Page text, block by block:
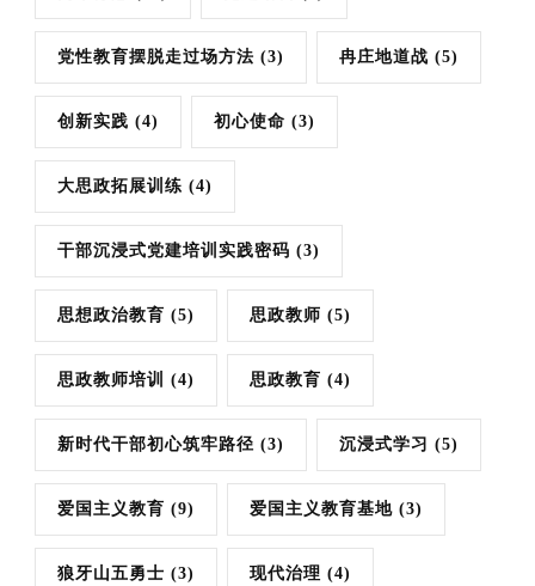
党性教育摆脱走过场方法 (3) 冉庄地道战 (5)
创新实践 (4) 初心使命 (3)
大思政拓展训练 (4)
干部沉浸式党建培训实践密码 (3)
思想政治教育 (5) 思政教师 (5)
思政教师培训 (4) 思政教育 (4)
新时代干部初心筑牢路径 (3) 沉浸式学习 (5)
爱国主义教育 (9) 爱国主义教育基地 (3)
狼牙山五勇士 (3) 现代治理 (4)